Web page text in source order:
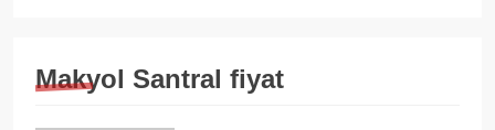
Makyol Santral fiyat